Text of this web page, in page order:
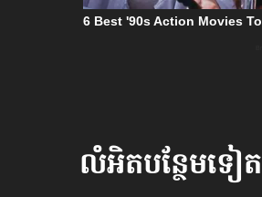
លំអិតបន្ថែមទៀត